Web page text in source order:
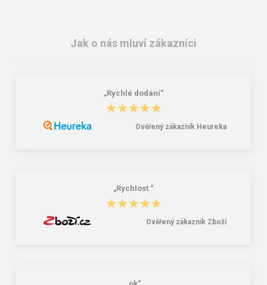
3M E.A.R.Soft zátky ES-01-001 1
4,10 Kč
3vrstvá nano rouška 10ks
90,00 Kč 459,00 Kč
Jak o nás mluví zákazníci
„Rychlé dodání“
★★★★★
★★★★★
Ověřený zákazník Heureka
„Rychlost “
★★★★★
★★★★★
Ověřený zákazník Zboží